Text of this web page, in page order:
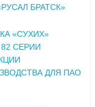
БРАТСК»
«СУХИХ»
СЕРИИ
ДЛЯ ПАО